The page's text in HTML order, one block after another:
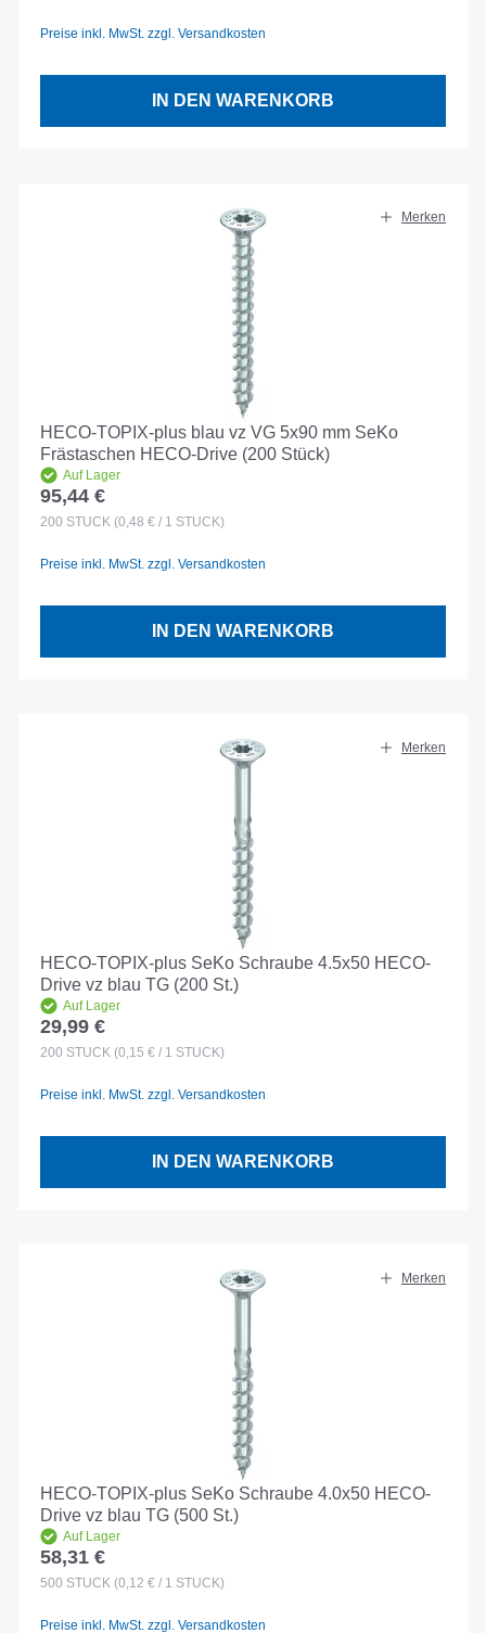
Preise inkl. MwSt. zzgl. Versandkosten
IN DEN WARENKORB
Merken
HECO-TOPIX-plus blau vz VG 5x90 mm SeKo
Frästaschen HECO-Drive (200 Stück)
Auf Lager
Regulärer Preis:
95,44 €
200 STÜCK (0,48 € / 1 STÜCK)
Preise inkl. MwSt. zzgl. Versandkosten
IN DEN WARENKORB
Merken
HECO-TOPIX-plus SeKo Schraube 4.5x50 HECO-
Drive vz blau TG (200 St.)
Auf Lager
Regulärer Preis:
29,99 €
200 STÜCK (0,15 € / 1 STÜCK)
Preise inkl. MwSt. zzgl. Versandkosten
IN DEN WARENKORB
Merken
HECO-TOPIX-plus SeKo Schraube 4.0x50 HECO-
Drive vz blau TG (500 St.)
Auf Lager
Regulärer Preis:
58,31 €
500 STÜCK (0,12 € / 1 STÜCK)
Preise inkl. MwSt. zzgl. Versandkosten